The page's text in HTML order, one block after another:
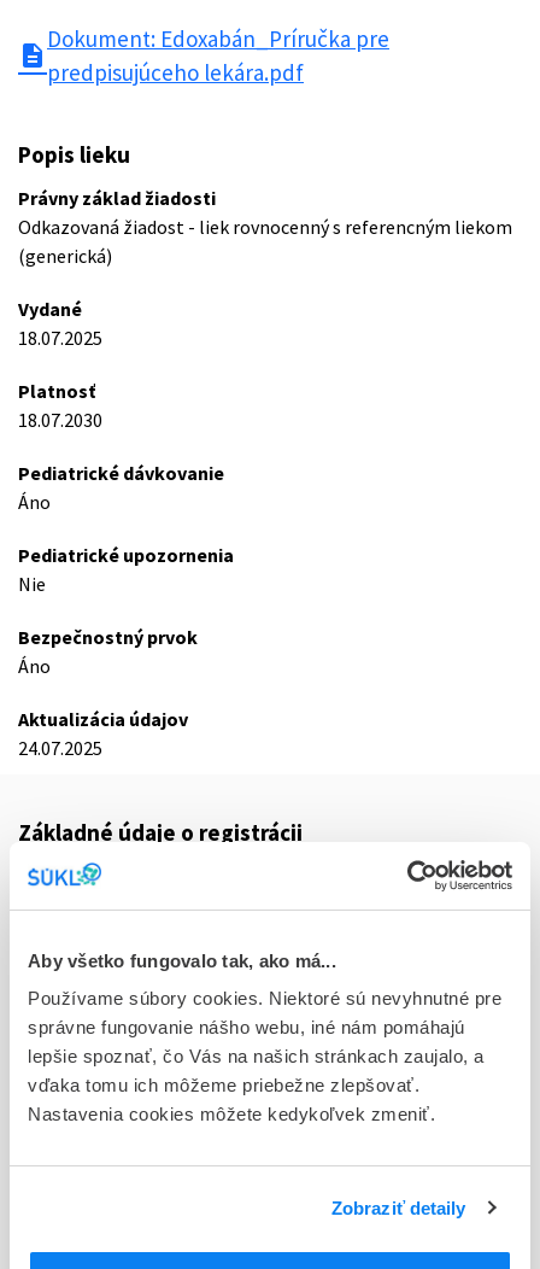
Aby všetko fungovalo tak, ako má...
Používame súbory cookies. Niektoré sú nevyhnutné pre
správne fungovanie nášho webu, iné nám pomáhajú
lepšie spoznať, čo Vás na našich stránkach zaujalo, a
vďaka tomu ich môžeme priebežne zlepšovať.
Nastavenia cookies môžete kedykoľvek zmeniť.
Zobraziť detaily
description
Dokument: Edoxabán_Príručka pre
predpisujúceho lekára.pdf
Popis lieku
Právny základ žiadosti
Odkazovaná žiadost - liek rovnocenný s referencným liekom
(generická)
Vydané
18.07.2025
Platnosť
18.07.2030
Pediatrické dávkovanie
Áno
Pediatrické upozornenia
Nie
Bezpečnostný prvok
Áno
Aktualizácia údajov
24.07.2025
Základné údaje o registrácii
Kód
0514F
Registračné číslo
16/0231/25-S
Doplnok
tbl flm 50x1x60 mg (blis. PVC/Al) - jednotk.bal.
Stav